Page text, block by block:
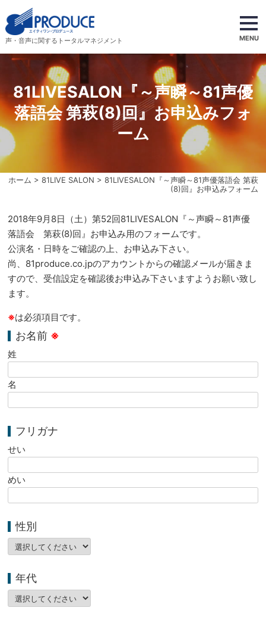
声・音声に関するトータルマネジメント MENU
ホーム > 81LIVE SALON > 81LIVESALON『～声瞬～81声優落語会 第萩
(8)回』お申込みフォーム
81LIVESALON『～声瞬～81声優
落語会 第萩(8)回』お申込みフォ
ーム
2018年9月8日（土）第52回81LIVESALON『～声瞬～81声優
落語会 第萩(8)回』お申込み用のフォームです。
公演名・日時をご確認の上、お申込み下さい。
尚、81produce.co.jpのアカウントからの確認メールが届きま
すので、受信設定を確認後お申込み下さいますようお願い致し
ます。
※は必須項目です。
お名前 ※
姓
名
フリガナ
せい
めい
性別
年代